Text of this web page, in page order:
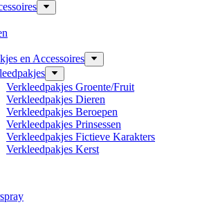
en Accessoires
Verkleedpakjes Groente/Fruit
Verkleedpakjes Dieren
Verkleedpakjes Beroepen
Verkleedpakjes Prinsessen
Verkleedpakjes Fictieve Karakters
Verkleedpakjes Kerst